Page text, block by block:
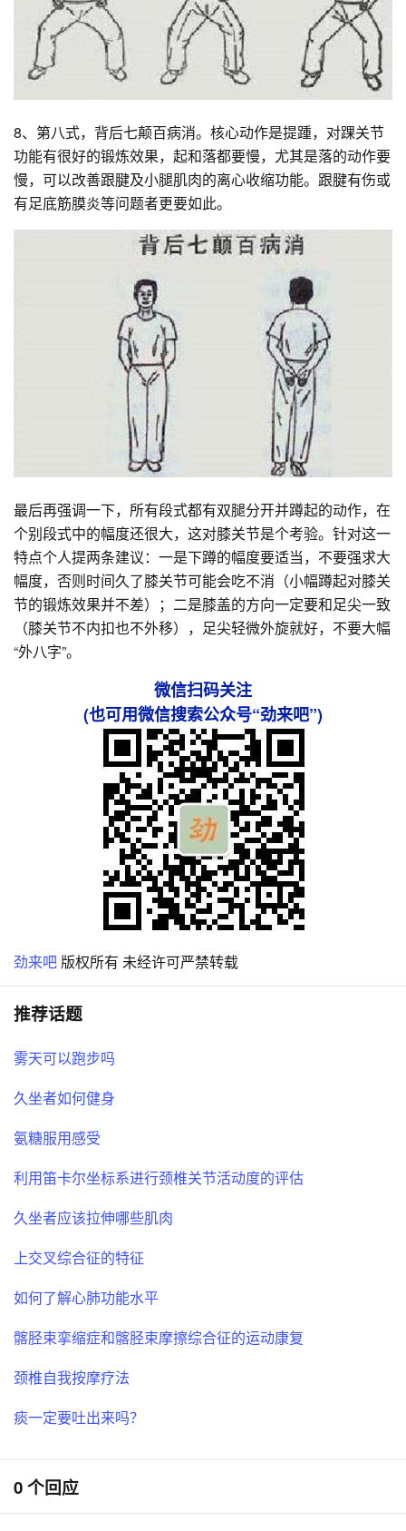
8、第八式，背后七颠百病消。核心动作是提踵，对踝关节
功能有很好的锻炼效果，起和落都要慢，尤其是落的动作要
慢，可以改善跟腱及小腿肌肉的离心收缩功能。跟腱有伤或
有足底筋膜炎等问题者更要如此。
最后再强调一下，所有段式都有双腿分开并蹲起的动作，在
个别段式中的幅度还很大，这对膝关节是个考验。针对这一
特点个人提两条建议：一是下蹲的幅度要适当，不要强求大
幅度，否则时间久了膝关节可能会吃不消（小幅蹲起对膝关
节的锻炼效果并不差）；二是膝盖的方向一定要和足尖一致
（膝关节不内扣也不外移），足尖轻微外旋就好，不要大幅
“外八字”。
微信扫码关注
(也可用微信搜索公众号“劲来吧”)
劲来吧 版权所有 未经许可严禁转载
推荐话题
雾天可以跑步吗
久坐者如何健身
氨糖服用感受
利用笛卡尔坐标系进行颈椎关节活动度的评估
久坐者应该拉伸哪些肌肉
上交叉综合征的特征
如何了解心肺功能水平
髂胫束挛缩症和髂胫束摩擦综合征的运动康复
颈椎自我按摩疗法
痰一定要吐出来吗？
0 个回应